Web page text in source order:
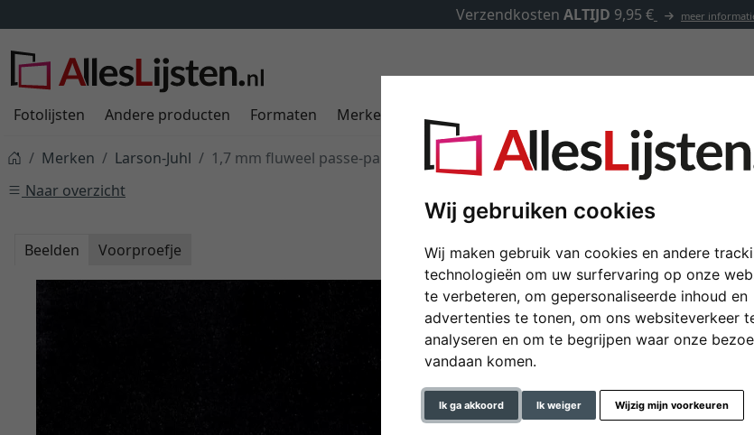
Wij gebruiken cookies
Wij maken gebruik van cookies en andere
technologieën om uw surfervaring op onze
te verbeteren, om gepersonaliseerde inhoud en
advertenties te tonen, om ons websiteverkeer
analyseren en om te begrijpen waar onze
vandaan komen.
Ik ga akkoord Ik weiger Wijzig mijn voorkeuren
VerzendkostenALTIJD9,95 € meer informatie
Fotolijsten Andere producten Formaten Merken Lijsten op maat
Merken Larson-Juhl
1,7 mm fluweel passe-partout met individueel knipsel
Naar overzicht
Beelden Voorproefje 1,7 mm
24x30 cm | zwart
Zuurvrij 1,7 mm
voor
kleur